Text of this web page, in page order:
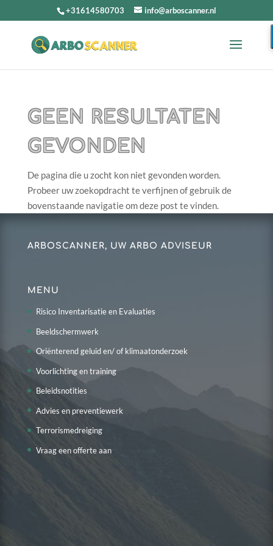
+31614580703 info@arboscanner.nl
GEEN RESULTATEN
GEVONDEN
De pagina die u zocht kon niet gevonden worden.
Probeer uw zoekopdracht te verfijnen of gebruik de
bovenstaande navigatie om deze post te vinden.
ARBOSCANNER, UW ARBO ADVISEUR
MENU
Risico Inventarisatie en Evaluaties
Beeldschermwerk
Oriënterend geluid en/ of klimaatonderzoek
Voorlichting en training
Beleidsnotities
Advies en preventiewerk
Terrorismedreiging
Vraag een offerte aan